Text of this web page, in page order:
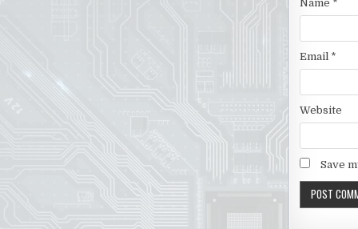
Name *
Email *
Website
Save